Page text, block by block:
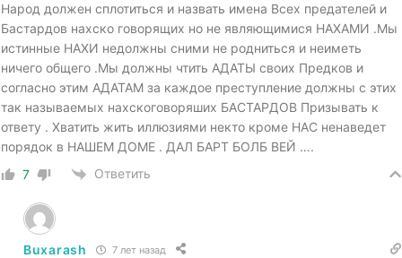
Народ должен сплотиться и назвать имена Всех предателей и
Бастардов нахско говорящих но не являющимися НАХАМИ .Мы
истинные НАХИ недолжны сними не родниться и неиметь
ничего общего .Мы должны чтить АДАТЫ своих Предков и
согласно этим АДАТАМ за каждое преступление должны с этих
так называемых нахскоговоряших БАСТАРДОВ Призывать к
ответу . Хватить жить иллюзиями некто кроме НАС ненаведет
порядок в НАШЕМ ДОМЕ . ДАЛ БАРТ БОЛБ ВЕЙ ….
7
Ответить
Buxarash 7 лет назад